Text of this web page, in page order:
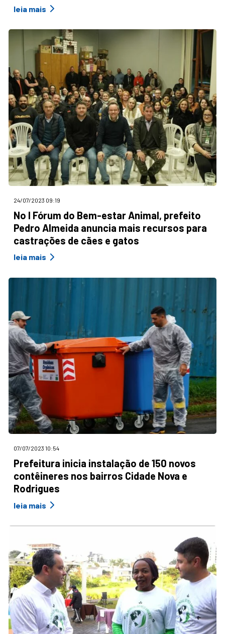
leia mais
24/07/2023 09:19
No I Fórum do Bem-estar Animal, prefeito
Pedro Almeida anuncia mais recursos para
castrações de cães e gatos
leia mais
07/07/2023 10:54
Prefeitura inicia instalação de 150 novos
contêineres nos bairros Cidade Nova e
Rodrigues
leia mais